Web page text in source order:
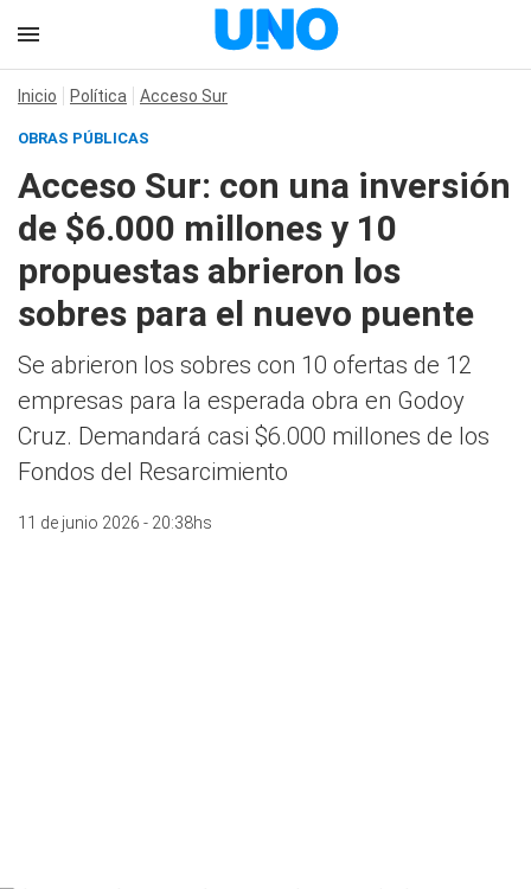
Inicio Política Acceso Sur
OBRAS PÚBLICAS
Acceso Sur: con una inversión
de $6.000 millones y 10
propuestas abrieron los
sobres para el nuevo puente
Se abrieron los sobres con 10 ofertas de 12
empresas para la esperada obra en Godoy
Cruz. Demandará casi $6.000 millones de los
Fondos del Resarcimiento
11 de junio 2026 - 20:38hs